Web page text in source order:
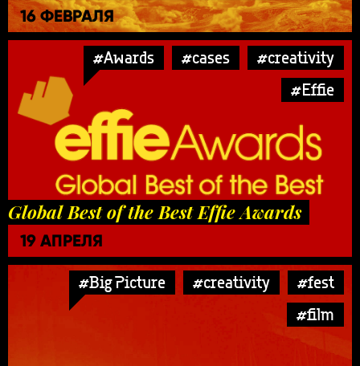
16 ФЕВРАЛЯ
#Awards #cases
#creativity
#Effie
Global Best of the Best Effie Awards
19 АПРЕЛЯ
#Big Picture #creativity
#fest
#film